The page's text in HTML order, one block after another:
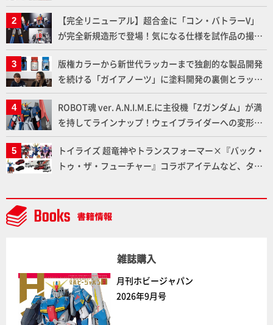
りに!!【試し読み】
【完全リニューアル】超合金に「コン・バトラーV」
が完全新規造形で登場！気になる仕様を試作品の撮り
下ろしでご紹介!!さらに「大鉄人17」＆「ワンエイ
ト」セット情報もお届け！【超合金の魂】
版権カラーから新世代ラッカーまで独創的な製品開発
を続ける「ガイアノーツ」に塗料開発の裏側とラッカ
ー塗料の未来についてインタビュー！
ROBOT魂 ver. A.N.I.M.E.に主役機「Zガンダム」が満
を持してラインナップ！ウェイブライダーへの変形、
劇中どおりのプロポーションを再現【機動戦士Zガン
ダム】
トイライズ 超竜神やトランスフォーマー×『バック・
トゥ・ザ・フューチャー』コラボアイテムなど、タカ
NEWITEM】
雑誌購入
月刊ホビージャパン
2026年9月号